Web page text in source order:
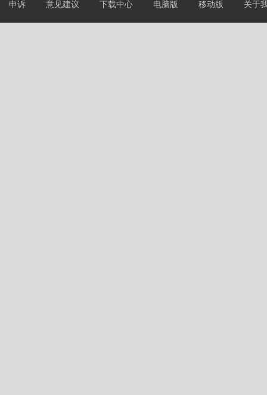
申诉 意见建议 下载中心 电脑版 移动版 关于